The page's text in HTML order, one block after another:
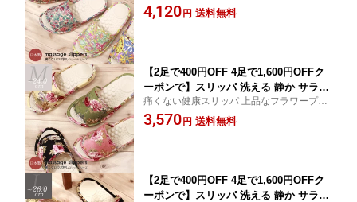
イズ 24.5 25.0 25.5 26.0 足 痛くない 足
でOK 英国リバティ生地使用 高級感があり
ギフトに最適 船見 室内履き
4,120 円 送料無料
【2足で400円OFF 4足で1,600円OFFク
ーポンで】スリッパ 洗える 静か サラダ
ボウル 健康 スリッパ 健康 サンダル ツ
ボ押し おしゃれレディース Mサイズ23.
痛くない健康スリッパ 上品なフラワープリ
ント ギフトに最適 船見 室内履き
3,570 円 送料無料
【2足で400円OFF 4足で1,600円OFFク
ーポンで】スリッパ 洗える 静か サラダ